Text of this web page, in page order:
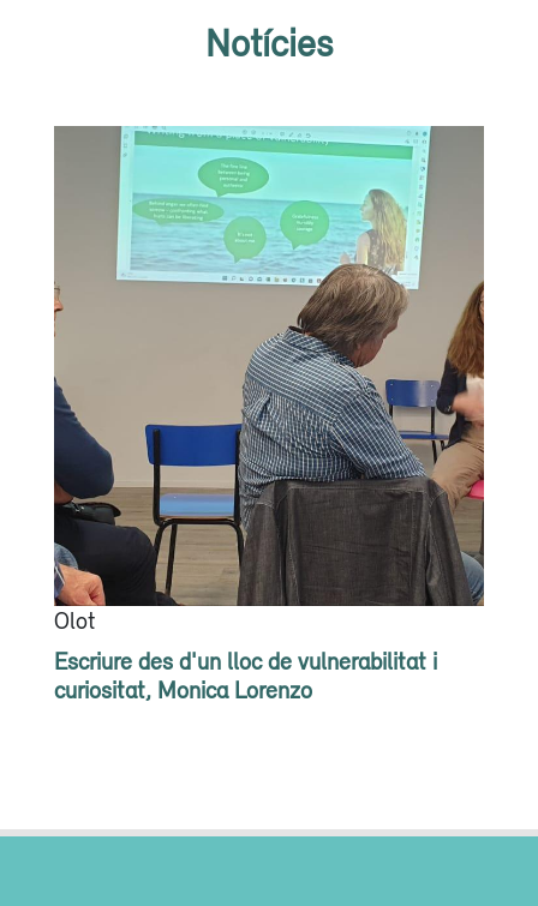
Notícies
Olot
Escriure des d'un lloc de vulnerabilitat i
curiositat, Monica Lorenzo